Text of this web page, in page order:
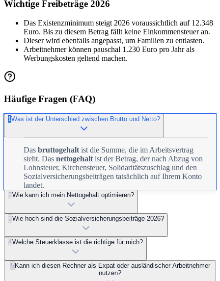
Wichtige Freibeträge 2026
Das Existenzminimum steigt 2026 voraussichtlich auf 12.348
Euro. Bis zu diesem Betrag fällt keine Einkommensteuer an.
Dieser wird ebenfalls angepasst, um Familien zu entlasten.
Arbeitnehmer können pauschal 1.230 Euro pro Jahr als
Werbungskosten geltend machen.
Häufige Fragen (FAQ)
1Was ist der Unterschied zwischen Brutto und Netto?
Das bruttogehalt ist die Summe, die im Arbeitsvertrag
steht. Das nettogehalt ist der Betrag, der nach Abzug von
Lohnsteuer, Kirchensteuer, Solidaritätszuschlag und den
Sozialversicherungsbeiträgen tatsächlich auf Ihrem Konto
landet.
2Wie kann ich mein Nettogehalt optimieren?
3Wie hoch sind die Sozialversicherungsbeiträge 2026?
4Welche Steuerklasse ist die richtige für mich?
5Kann ich diesen Rechner als Expat oder ausländischer Arbeitnehmer
nutzen?